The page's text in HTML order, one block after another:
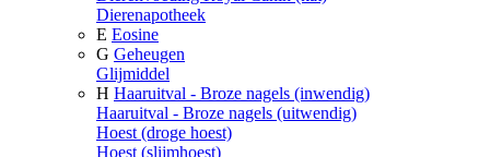
Dierenapotheek
E Eosine
G Geheugen
Glijmiddel
H Haaruitval - Broze nagels (inwendig)
Haaruitval - Broze nagels (uitwendig)
Hoest (droge hoest)
Hoest (slijmhoest)